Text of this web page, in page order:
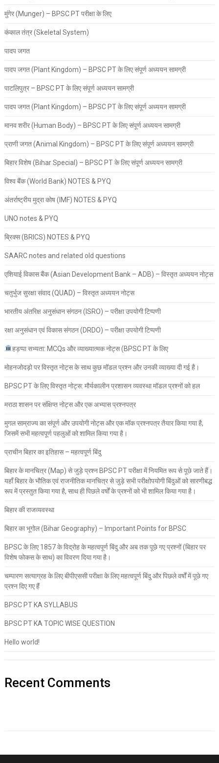
मुंगेर (Munger) – BPSC PT परीक्षा के लिए
कंकाल तंत्र (Skeletal System)
पादप जगत
पादप जगत (Plant Kingdom) – BPSC PT के लिए संपूर्ण अध्ययन सामग्री
पाटलिपुत्र – BPSC PT के लिए संपूर्ण अध्ययन सामग्री
पादप जगत (Plant Kingdom) – BPSC PT के लिए संपूर्ण अध्ययन सामग्री
मानव शरीर (Human Body) – BPSC PT के लिए संपूर्ण अध्ययन सामग्री
प्राणी जगत (Animal Kingdom) – BPSC PT के लिए संपूर्ण अध्ययन सामग्री
बिहार विशेष (Bihar Special) – BPSC PT के लिए संपूर्ण अध्ययन सामग्री
विश्व बैंक (World Bank) NOTES & PYQ
अंतर्राष्ट्रीय मुद्रा कोष (IMF) NOTES & PYQ
UNO notes & PYQ
ब्रिक्स (BRICS) NOTES & PYQ
SAARC notes and related old questions
एशियाई विकास बैंक (Asian Development Bank – ADB) – विस्तृत अध्ययन नोट्स
चतुर्भुज सुरक्षा संवाद (QUAD) – विस्तृत अध्ययन नोट्स
भारतीय अंतरिक्ष अनुसंधान संगठन (ISRO) – परीक्षा उपयोगी टिप्पणी
रक्षा अनुसंधान एवं विकास संगठन (DRDO) – परीक्षा उपयोगी टिप्पणी
हड़प्पा सभ्यता: MCQs और व्याख्यात्मक नोट्स (BPSC PT के लिए
मोहनजोदड़ो पर विस्तृत नोट्स के साथ कुछ मॉडल प्रश्न और उनकी व्याख्या दी गई है।
BPSC PT के लिए विस्तृत नोट्स: मौर्यकालीन प्रशासन व्यवस्था मॉडल प्रश्नों को हल
मराठा शासन पर संक्षिप्त नोट्स और एक अभ्यास प्रश्नपत्र
मुगल साम्राज्य का संपूर्ण और उपयोगी नोट्स और एक मॉक प्रश्नपत्र तैयार किया गया है,
जिसमें सभी महत्वपूर्ण पहलुओं को शामिल किया गया है।
प्राचीन बिहार का इतिहास – महत्वपूर्ण बिंदु
बिहार के मानचित्र (Map) से जुड़े प्रश्न BPSC PT परीक्षा में नियमित रूप से पूछे जाते हैं।
यहाँ बिहार के भौतिक एवं राजनीतिक मानचित्र से जुड़े सभी परीक्षोपयोगी बिंदुओं को सारणीबद्ध
रूप में प्रस्तुत किया गया है, साथ ही पिछले वर्षों के प्रश्नों को भी शामिल किया गया है।
बिहार की राजव्यवस्था
बिहार का भूगोल (Bihar Geography) – Important Points for BPSC
BPSC के लिए 1857 के विद्रोह के महत्वपूर्ण बिंदु और अब तक पूछे गए प्रश्नों (बिहार पर
विशेष फोकस के साथ) का विवरण दिया गया है।
चम्पारण सत्याग्रह के लिए बीपीएससी परीक्षा के लिए महत्वपूर्ण बिंदु और पिछले वर्षों में पूछे गए
प्रश्न दिए गए हैं
BPSC PT KA SYLLABUS
BPSC PT KA TOPIC WISE QUESTION
Hello world!
Recent Comments